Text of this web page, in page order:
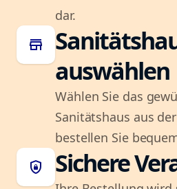
dar.
store
auswählen
Wählen Sie das
Sanitätshaus aus
bestellen Sie
shield_lock Sichere